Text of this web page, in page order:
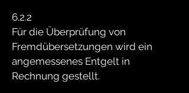
6.2.2
Für die Überprüfung von
Fremdübersetzungen wird ein
angemessenes Entgelt in
Rechnung gestellt.